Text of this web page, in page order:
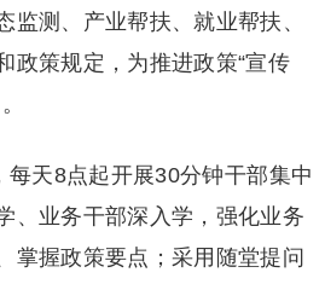
监测、产业帮扶、就业帮扶、
政策规定，为推进政策“宣传
每天8点起开展30分钟干部集中
、业务干部深入学，强化业务
掌握政策要点；采用随堂提问